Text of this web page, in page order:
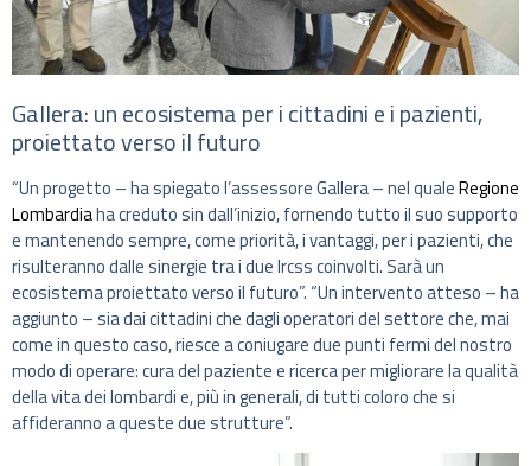
Gallera: un ecosistema per i cittadini e i pazienti,
proiettato verso il futuro
“Un progetto – ha spiegato l’assessore Gallera – nel qualeRegione
Lombardiaha creduto sin dall’inizio, fornendo tutto il suo supporto
e mantenendo sempre, come priorità, i vantaggi, per i pazienti, che
risulteranno dalle sinergie tra i due Ircss coinvolti. Sarà un
ecosistema proiettato verso il futuro”. “Un intervento atteso – ha
aggiunto – sia dai cittadini che dagli operatori del settore che, mai
come in questo caso, riesce a coniugare due punti fermi del nostro
modo di operare: cura del paziente e ricerca per migliorare la qualità
della vita dei lombardi e, più in generali, di tutti coloro che si
affideranno a queste due strutture”.